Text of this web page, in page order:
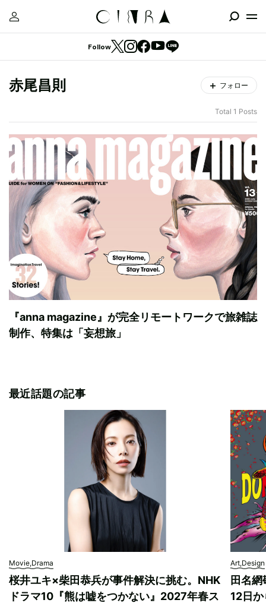
Follow
赤尾昌則 フォロー
Total 1 Posts
『anna magazine』が完全リモートワークで旅雑誌
制作、特集は「妄想旅」
最近話題の記事
Movie,Drama
桜井ユキ×柴田恭兵が事件解決に挑む。NHK
ドラマ10『熊は嘘をつかない』2027年春ス
Art,Design
田名網
12日